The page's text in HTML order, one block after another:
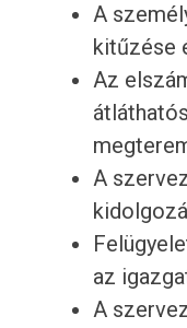
A
kitűzése
Az
A
az
A